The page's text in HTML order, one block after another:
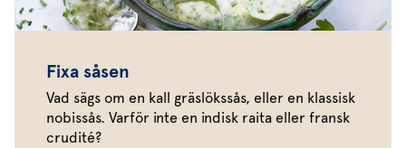
Fixa såsen
Vad sägs om en kall gräslökssås, eller en klassisk
nobissås. Varför inte en indisk raita eller fransk
crudité?